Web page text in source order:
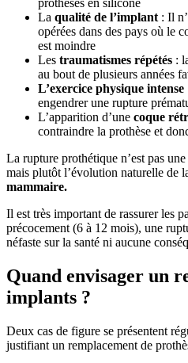
prothèses en silicone
La qualité de l’implant : Il
opérées dans des pays où le
est moindre
Les traumatismes répétés :
au bout de plusieurs années
L’exercice physique intense
engendrer une rupture
L’apparition d’une coque
contraindre la prothèse et
La rupture prothétique n’est pas
mais plutôt l’évolution naturelle de
mammaire.
Il est très important de rassurer les
précocement (6 à 12 mois), une
néfaste sur la santé ni aucune
Quand envisager un
implants ?
Deux cas de figure se présentent
justifiant un remplacement de